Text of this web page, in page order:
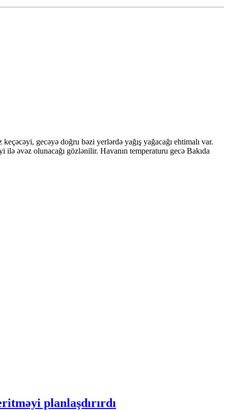
gecəyə doğru bəzi yerlərdə yağış yağacağı ehtimalı var.
əvəz olunacağı gözlənilir. Havanın temperaturu gecə Bakıda
planlaşdırırdı